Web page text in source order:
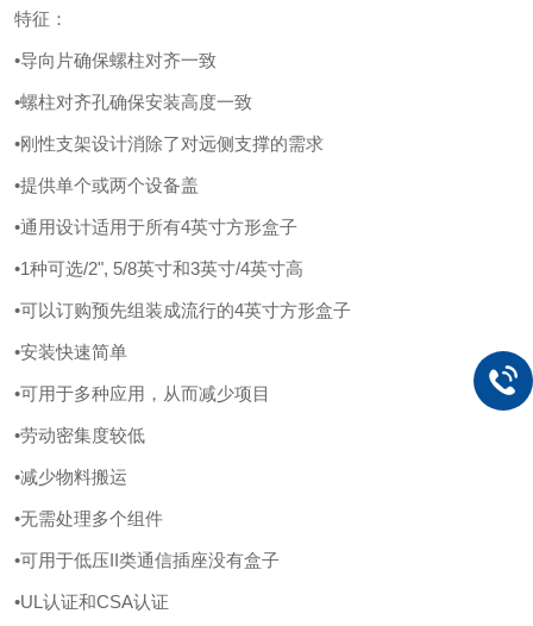
特征：
•导向片确保螺柱对齐一致
•螺柱对齐孔确保安装高度一致
•刚性支架设计消除了对远侧支撑的需求
•提供单个或两个设备盖
•通用设计适用于所有4英寸方形盒子
•1种可选/2", 5/8英寸和3英寸/4英寸高
•可以订购预先组装成流行的4英寸方形盒子
•安装快速简单
•可用于多种应用，从而减少项目
•劳动密集度较低
•减少物料搬运
•无需处理多个组件
•可用于低压II类通信插座没有盒子
•UL认证和CSA认证